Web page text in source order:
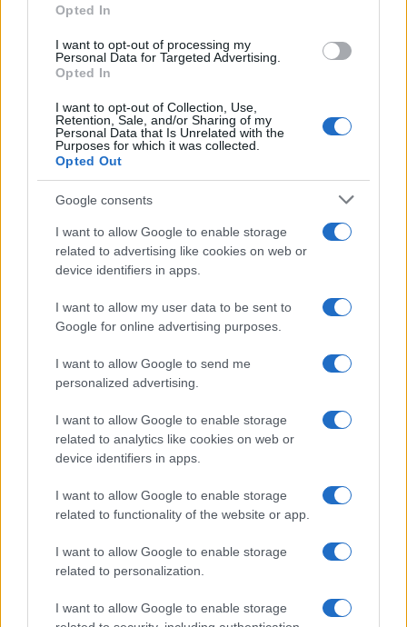
Opted In
I want to opt-out of processing my
Personal Data for Targeted Advertising.
Opted In
I want to opt-out of Collection, Use,
Retention, Sale, and/or Sharing of my
Personal Data that Is Unrelated with the
Purposes for which it was collected.
Opted Out
Google consents
I want to allow Google to enable storage
related to advertising like cookies on web or
device identifiers in apps.
I want to allow my user data to be sent to
Google for online advertising purposes.
I want to allow Google to send me
personalized advertising.
I want to allow Google to enable storage
related to analytics like cookies on web or
device identifiers in apps.
I want to allow Google to enable storage
related to functionality of the website or app.
I want to allow Google to enable storage
related to personalization.
I want to allow Google to enable storage
PEOPLE NEWS
La sfida di ResQ per riprendere le operazioni di
soccorso dopo il ciclone Harry
PEOPLE NEWS
nuovo modo di socializzare